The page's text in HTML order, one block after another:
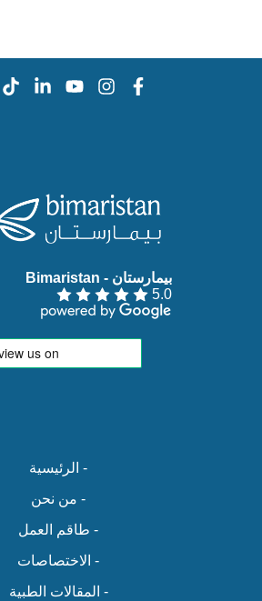
بيمارستان - Bimaristan‏
5.0
- الرئيسية
- من نحن
- طاقم العمل
- الاختصاصات
- المقالات الطبية